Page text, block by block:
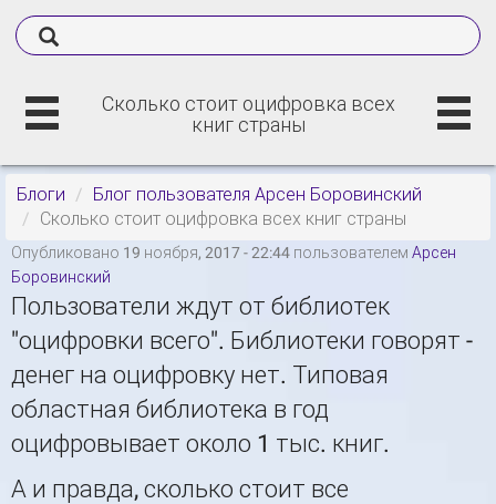
Сколько стоит оцифровка всех
книг страны
Блоги
Блог пользователя Арсен Боровинский
Сколько стоит оцифровка всех книг страны
Опубликовано 19 ноября, 2017 - 22:44 пользователем Арсен
Боровинский
Пользователи ждут от библиотек
"оцифровки всего". Библиотеки говорят -
денег на оцифровку нет. Типовая
областная библиотека в год
оцифровывает около 1 тыс. книг.
А и правда, сколько стоит все